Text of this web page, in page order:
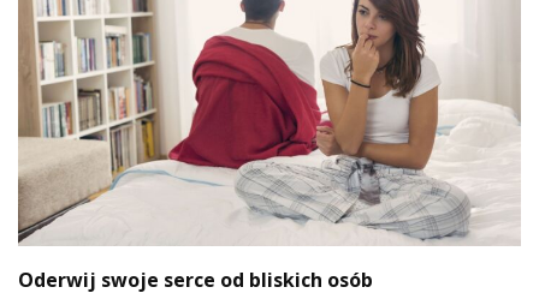
Oderwij swoje serce od bliskich osób